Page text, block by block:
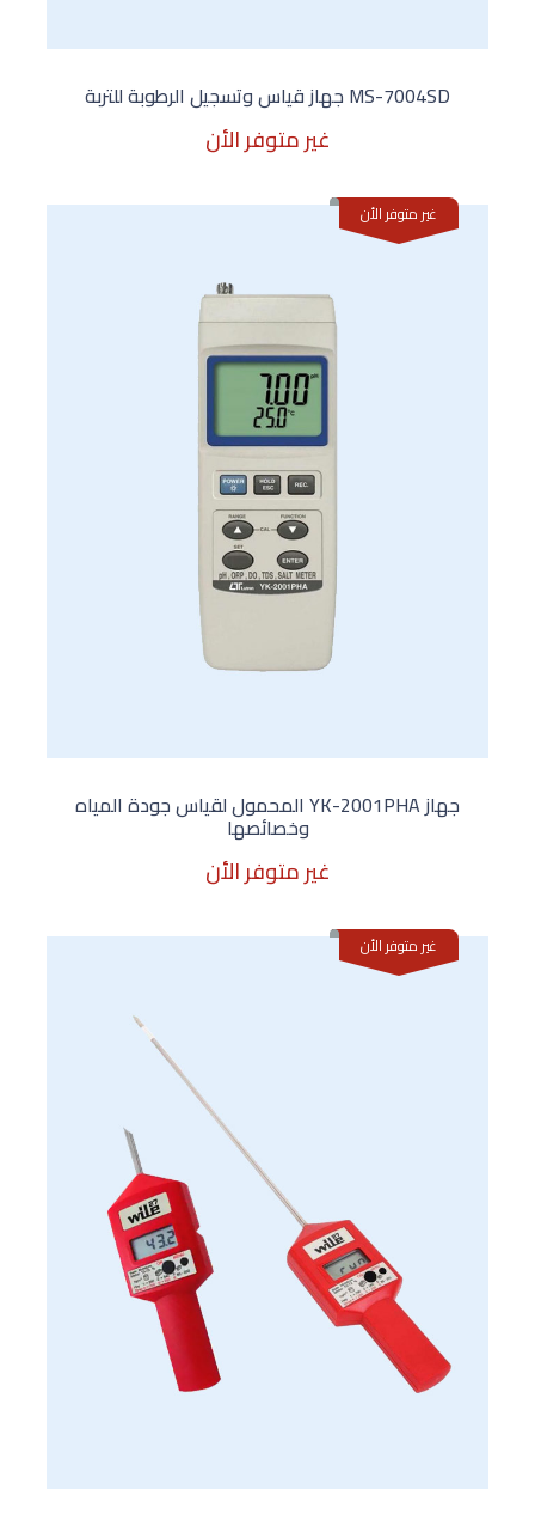
MS-7004SD جهاز قياس وتسجيل الرطوبة للتربة
غير متوفر الأن
غير متوفر الأن
جهاز YK-2001PHA المحمول لقياس جودة المياه
وخصائصها
غير متوفر الأن
غير متوفر الأن